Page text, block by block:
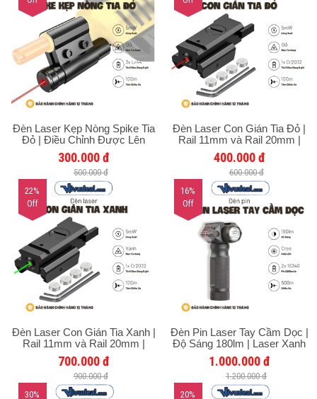
Đèn Laser Kẹp Nòng Spike Tia
Đỏ | Điều Chỉnh Được Lên
Xuống Trái Phải | Tầm Chiếu
Xa 100m
300.000 đ
500.000 đ
Đèn Laser Con Gián Tia Đỏ |
Rail 11mm và Rail 20mm |
Tầm Chiếu Ban Đêm 100m,
Ban Ngày 50m
400.000 đ
600.000 đ
22%
Off
Đèn Laser Con Gián Tia Xanh |
Rail 11mm và Rail 20mm |
Tầm Chiếu Ban Đêm 100m,
Ban Ngày 50m
700.000 đ
900.000 đ
16%
Off
Đèn Pin Laser Tay Cầm Dọc |
Độ Sáng 180lm | Laser Xanh
Và Đỏ | Rail 20mm
1.000.000 đ
1.200.000 đ
30%
20%